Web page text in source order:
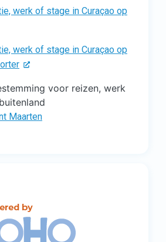
werk of stage in Curaçao op
werk of stage in Curaçao op
voor reizen, werk
Maarten